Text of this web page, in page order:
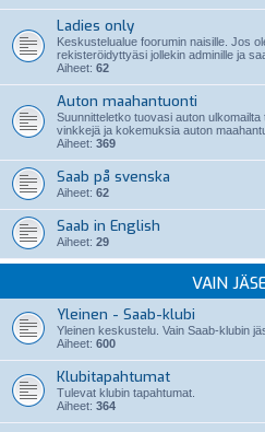
Ladies only
Keskustelualue foorumin naisille. Jos
rekisteröidyttyäsi jollekin adminille ja
Aiheet: 62
Auton maahantuonti
Suunnitteletko tuovasi auton
vinkkejä ja kokemuksia auton
Aiheet: 369
Saab på svenska
Aiheet: 62
Saab in English
Aiheet: 29
VAIN
Yleinen - Saab-klubi
Yleinen keskustelu. Vain Saab-klubin
Aiheet: 600
Klubitapahtumat
Tulevat klubin tapahtumat.
Aiheet: 364